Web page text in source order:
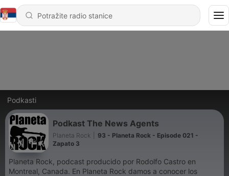
Podkasti
Podkast The News Agents
Planeta Rock
93 - Planeta Rock - Episode 021 -
Zapato 3
Planeta Rock, podcast producido por Rodolfo Castro en
Montreal, Canada. En Planeta Rock damos a conocer los